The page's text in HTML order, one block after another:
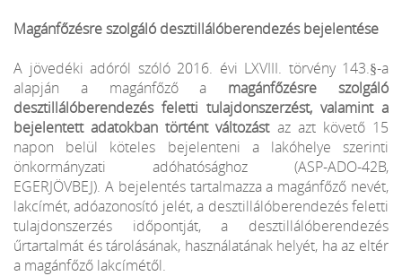
Magánfőzésre szolgáló desztillálóberendezés bejelentése
A jövedéki adóról szóló 2016. évi LXVIII. törvény 143.§-a
alapján a magánfőző a magánfőzésre szolgáló
desztillálóberendezés feletti tulajdonszerzést, valamint a
bejelentett adatokban történt változástaz azt követő 15
napon belül köteles bejelenteni a lakóhelye szerinti
önkormányzati adóhatósághoz (ASP-ADO-42B,
EGERJÖVBEJ). A bejelentés tartalmazza a magánfőző nevét,
lakcímét, adóazonosító jelét, a desztillálóberendezés feletti
tulajdonszerzés időpontját, a desztillálóberendezés
űrtartalmát és tárolásának, használatának helyét, ha az eltér
a magánfőző lakcímétől.